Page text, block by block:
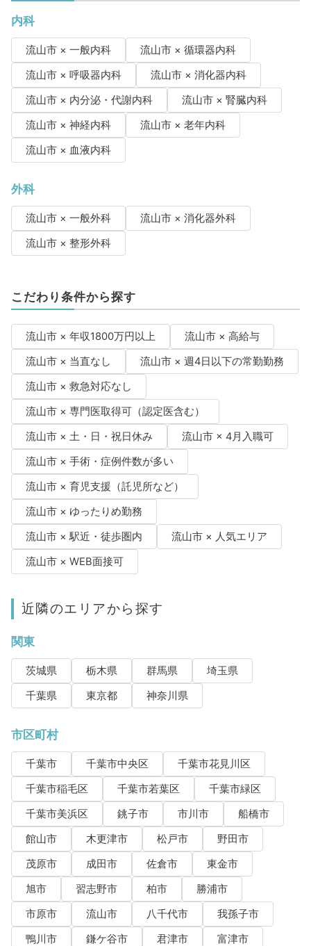
内科
流山市 × 一般内科
流山市 × 循環器内科
流山市 × 呼吸器内科
流山市 × 消化器内科
流山市 × 内分泌・代謝内科
流山市 × 腎臓内科
流山市 × 神経内科
流山市 × 老年内科
流山市 × 血液内科
外科
流山市 × 一般外科
流山市 × 消化器外科
流山市 × 整形外科
こだわり条件から探す
流山市 × 年収1800万円以上
流山市 × 高給与
流山市 × 当直なし
流山市 × 週4日以下の常勤勤務
流山市 × 救急対応なし
流山市 × 専門医取得可（認定医含む）
流山市 × 土・日・祝日休み
流山市 × 4月入職可
流山市 × 手術・症例件数が多い
流山市 × 育児支援（託児所など）
流山市 × ゆったりめ勤務
流山市 × 駅近・徒歩圏内
流山市 × 人気エリア
流山市 × WEB面接可
近隣のエリアから探す
関東
茨城県 栃木県 群馬県
埼玉県
千葉県
東京都 神奈川県
市区町村
千葉市 千葉市中央区
千葉市花見川区
千葉市稲毛区
千葉市若葉区
千葉市緑区
千葉市美浜区
銚子市 市川市
船橋市
館山市
木更津市 松戸市
野田市
茂原市
成田市 佐倉市
東金市
旭市
習志野市 柏市
勝浦市
市原市
流山市 八千代市
我孫子市
鴨川市
鎌ケ谷市 君津市
富津市